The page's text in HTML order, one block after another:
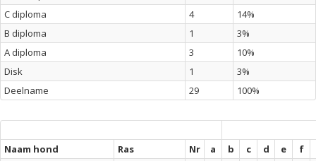
C diploma
4
14%
B diploma
1
3%
A diploma
3
10%
Disk
1
3%
Deelname
29 100%
Naam hond Ras Nr a b c d e f